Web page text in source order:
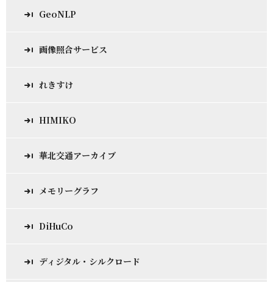
GeoNLP
画像照合サービス
れきすけ
HIMIKO
華北交通アーカイブ
メモリーグラフ
DiHuCo
ディジタル・シルクロード